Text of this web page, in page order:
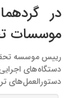
در
موسسات
رییس موسسه
دستگاه‌های
دستورالعمل‌های